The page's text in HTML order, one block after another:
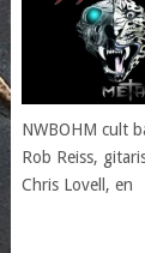
NWBOHM cult
Rob Reiss,
Chris Lovell, en